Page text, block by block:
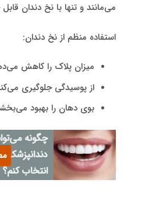
می‌مانند و تنها با نخ دندان
استفاده منظم از نخ دندان:
میزان پلاک را کاهش
از پوسیدگی جلوگیری
بوی دهان را بهبود
چگونه
دندانپزشک
انتخاب کنم؟